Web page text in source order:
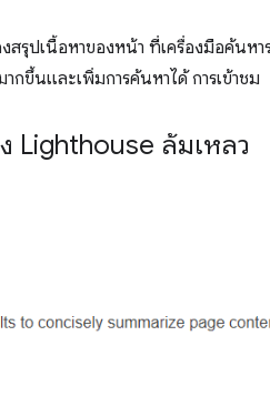
สรุปเนื้อหาของหน้า ที่เครื่องมือค้นหา
กขึ้นและเพิ่มการค้นหาได้ การเข้าชม
Lighthouse ล้มเหลว